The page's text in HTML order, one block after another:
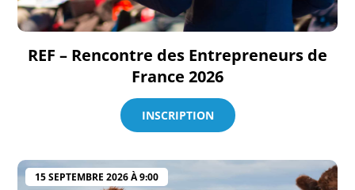
REF – Rencontre des Entrepreneurs de
France 2026
INSCRIPTION
15 SEPTEMBRE 2026 À 9:00